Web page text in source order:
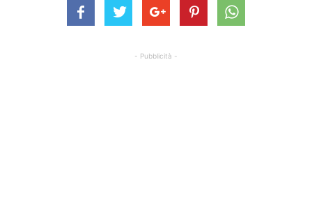
- Pubblicità -